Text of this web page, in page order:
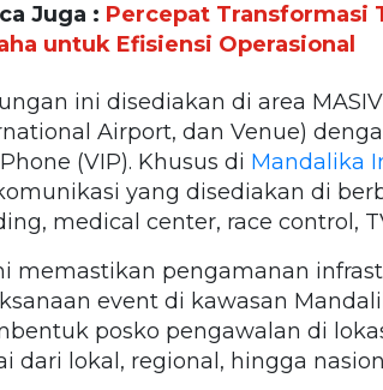
Juga : Percepat Transformasi
untuk Efisiensi Operasional
ini disediakan di area
Airport, dan Venue)
(VIP). Khusus di Mandalika
yang disediakan di
medical center, race control,
memastikan pengamanan
event di kawasan
posko pengawalan di
dari lokal, regional, hingga